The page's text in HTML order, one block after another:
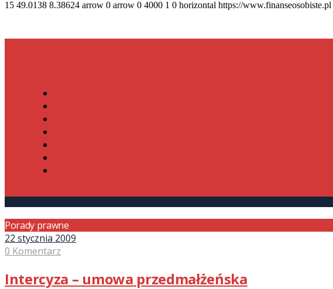
15 49.0138 8.38624 arrow 0 arrow 0 4000 1 0 horizontal https://www.finanseosobiste.pl
Porady prawne
22 stycznia 2009
0 Komentarz
Intercyza – umowa przedmałżeńska